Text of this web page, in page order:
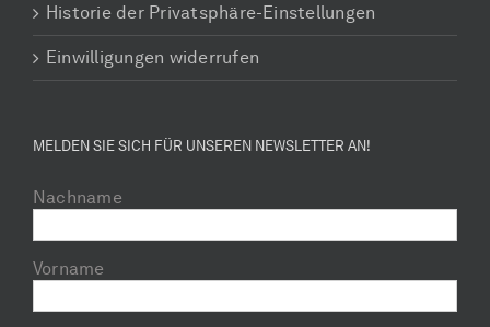
Historie der Privatsphäre-Einstellungen
Einwilligungen widerrufen
MELDEN SIE SICH FÜR UNSEREN NEWSLETTER AN!
Nachname
Vorname